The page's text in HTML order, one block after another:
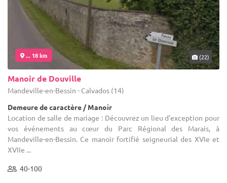
... 18 km (22)
Manoir de Douville
Mandeville-en-Bessin - Calvados (14)
Demeure de caractère / Manoir
Location de salle de mariage : Découvrez un lieu d'exception pour
vos événements au cœur du Parc Régional des Marais, à
Mandeville-en-Bessin. Ce manoir fortifié seigneurial des XVIe et
XVIIe ...
40-100